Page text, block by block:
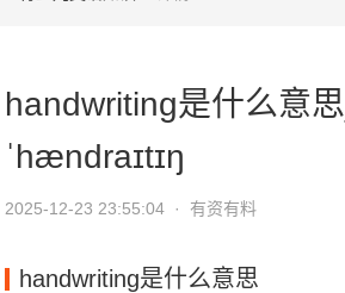
handwriting是什么意
ˈhændraɪtɪŋ
2025-12-23 23:55:04 · 有资有料
handwriting是什么意思